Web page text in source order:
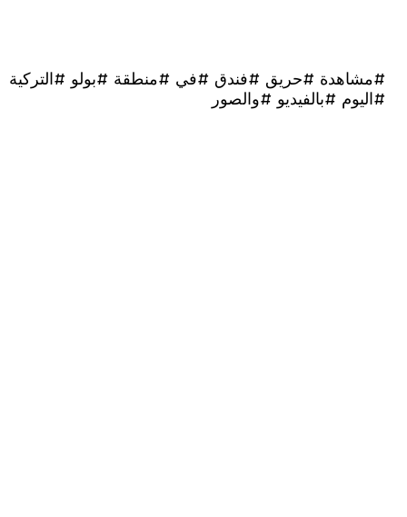
#حريق #فندق #في #منطقة #بولو #التركية
#بالفيديو #والصور